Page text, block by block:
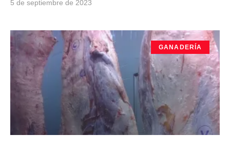
5 de septiembre de 2023
GANADERÍA